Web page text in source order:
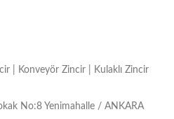
| Konveyör Zincir | Kulaklı Zincir
No:8 Yenimahalle / ANKARA